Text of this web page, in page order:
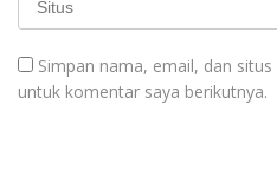
Simpan nama, email, dan
untuk komentar saya berikutnya.